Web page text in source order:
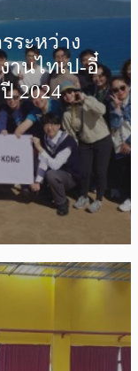
ระหว่าง
านไทเป-อี๋
2024